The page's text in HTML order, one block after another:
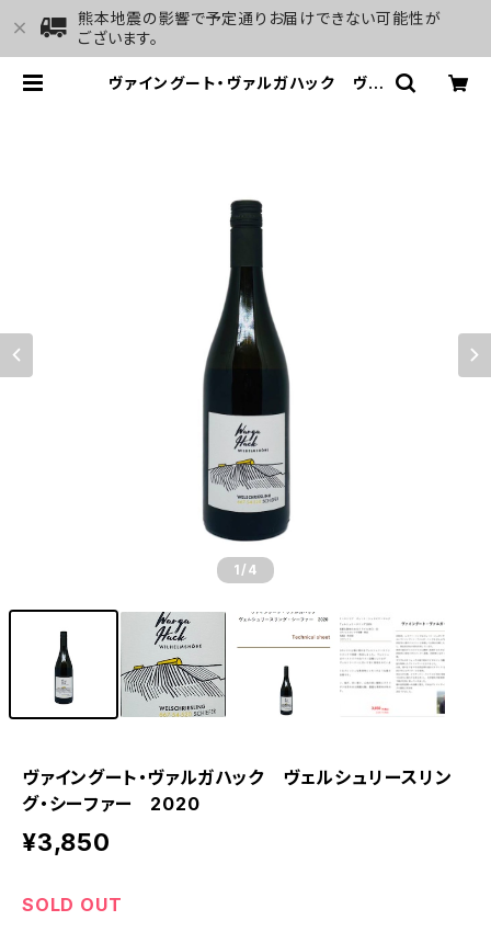
熊本地震の影響で予定通りお届けできない可能性が
ございます。
ヴァイングート・ヴァルガハック ヴェ
1 /4
ヴァイングート・ヴァルガハック ヴェルシュリースリン
グ・シーファー 2020
¥3,850
SOLD OUT